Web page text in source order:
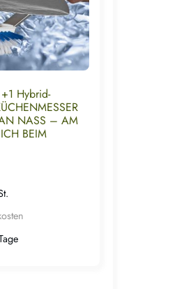
Hybrid-
NASS – AM
BEIM